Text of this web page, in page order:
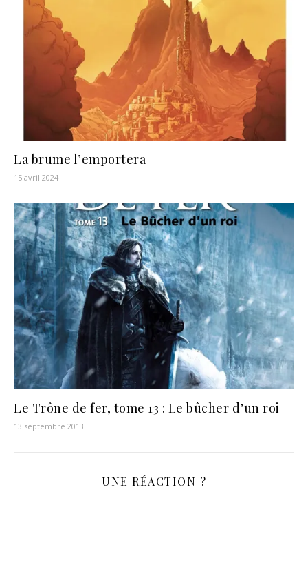
La brume l’emportera
15 avril 2024
Le Trône de fer, tome 13 : Le bûcher d’un roi
13 septembre 2013
UNE RÉACTION ?